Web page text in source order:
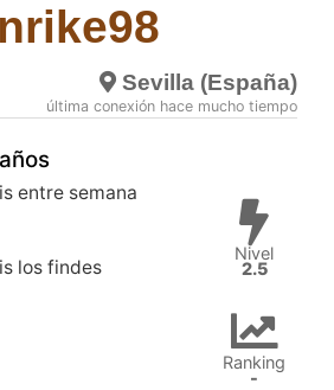
Sevilla (España)
última conexión hace mucho tiempo
entre semana
los findes
Nivel
2.5
Ranking
-